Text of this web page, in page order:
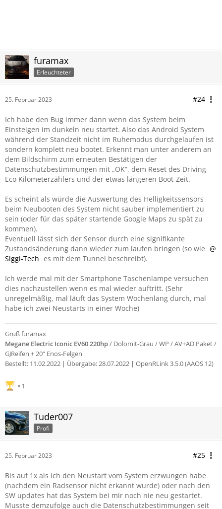
furamax
Erleuchteter
25. Februar 2023 #24
Ich habe den Bug immer dann wenn das System beim
Einsteigen im dunkeln neu startet. Also das Android System
während der Standzeit nicht im Ruhemodus durchgelaufen ist
sondern komplett neu bootet. Erkennt man unter anderem an
dem Bildschirm zum erneuten Bestätigen der
Datenschutzbestimmungen mit „OK“, dem Reset des Driving
Eco Kilometerzählers und der etwas längeren Boot-Zeit.
Es scheint als würde die Auswertung des Helligkeitssensors
beim Neubooten des System nicht sauber implementiert zu
sein (oder für das später startende Google Maps zu spät zu
kommen).
Eventuell lässt sich der Sensor durch eine signifikante
Zustandsänderung dann wieder zum laufen bringen (so wie
Siggi-Tech es mit dem Tunnel beschreibt).
Ich werde mal mit der Smartphone Taschenlampe versuchen
dies nachzustellen wenn es mal wieder auftritt. (Sehr
unregelmäßig, mal läuft das System Wochenlang durch, mal
habe ich zwei Neustarts in einer Woche)
Gruß furamax
Megane Electric Iconic EV60 220hp/ Dolomit-Grau / WP / AV+AD Paket /
GJReifen + 20“ Enos-Felgen
Bestellt: 11.02.2022 | Übergabe: 28.07.2022 | OpenRLink 3.5.0 (AAOS 12)
1
Tuder007
Profi
25. Februar 2023 #25
Bis auf 1x als ich den Neustart vom System erzwungen habe
(nachdem ein Radsensor nicht erkannt wurde) oder nach den
SW updates hat das System bei mir noch nie neu gestartet.
Musste demzufolge auch die Datenschutzbestimmungen seit